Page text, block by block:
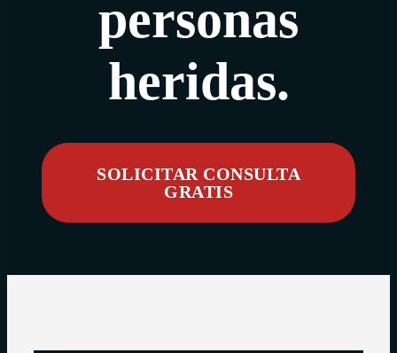
personas
heridas.
SOLICITAR CONSULTA
GRATIS